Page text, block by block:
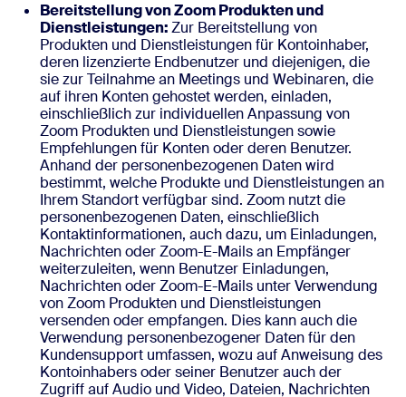
Bereitstellung von Zoom Produkten und
Dienstleistungen:Zur Bereitstellung von
Produkten und Dienstleistungen für Kontoinhaber,
deren lizenzierte Endbenutzer und diejenigen, die
sie zur Teilnahme an Meetings und Webinaren, die
auf ihren Konten gehostet werden, einladen,
einschließlich zur individuellen Anpassung von
Zoom Produkten und Dienstleistungen sowie
Empfehlungen für Konten oder deren Benutzer.
Anhand der personenbezogenen Daten wird
bestimmt, welche Produkte und Dienstleistungen an
Ihrem Standort verfügbar sind. Zoom nutzt die
personenbezogenen Daten, einschließlich
Kontaktinformationen, auch dazu, um Einladungen,
Nachrichten oder Zoom-E-Mails an Empfänger
weiterzuleiten, wenn Benutzer Einladungen,
Nachrichten oder Zoom-E-Mails unter Verwendung
von Zoom Produkten und Dienstleistungen
versenden oder empfangen. Dies kann auch die
Verwendung personenbezogener Daten für den
Kundensupport umfassen, wozu auf Anweisung des
Kontoinhabers oder seiner Benutzer auch der
Zugriff auf Audio und Video, Dateien, Nachrichten